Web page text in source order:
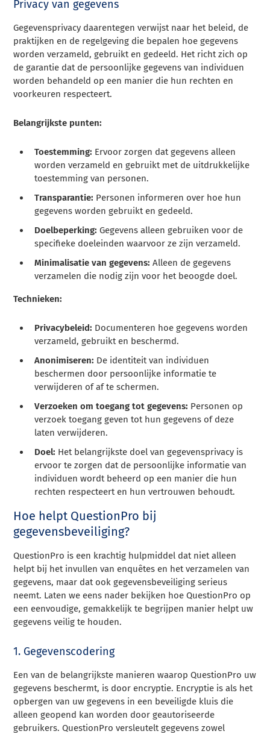
Privacy van gegevens
Gegevensprivacy daarentegen verwijst naar het beleid, de
praktijken en de regelgeving die bepalen hoe gegevens
worden verzameld, gebruikt en gedeeld. Het richt zich op
de garantie dat de persoonlijke gegevens van individuen
worden behandeld op een manier die hun rechten en
voorkeuren respecteert.
Belangrijkste punten:
Toestemming: Ervoor zorgen dat gegevens alleen
worden verzameld en gebruikt met de uitdrukkelijke
toestemming van personen.
Transparantie: Personen informeren over hoe hun
gegevens worden gebruikt en gedeeld.
Doelbeperking: Gegevens alleen gebruiken voor de
specifieke doeleinden waarvoor ze zijn verzameld.
Minimalisatie van gegevens:Alleen de gegevens
verzamelen die nodig zijn voor het beoogde doel.
Technieken:
Privacybeleid: Documenteren hoe gegevens worden
verzameld, gebruikt en beschermd.
Anonimiseren: De identiteit van individuen
beschermen door persoonlijke informatie te
verwijderen of af te schermen.
Verzoeken om toegang tot gegevens: Personen op
verzoek toegang geven tot hun gegevens of deze
laten verwijderen.
Doel: Het belangrijkste doel van gegevensprivacy is
ervoor te zorgen dat de persoonlijke informatie van
individuen wordt beheerd op een manier die hun
rechten respecteert en hun vertrouwen behoudt.
Hoe helpt QuestionPro bij
gegevensbeveiliging?
QuestionPro is een krachtig hulpmiddel dat niet alleen
helpt bij het invullen van enquêtes en het verzamelen van
gegevens, maar dat ook gegevensbeveiliging serieus
neemt. Laten we eens nader bekijken hoe QuestionPro op
een eenvoudige, gemakkelijk te begrijpen manier helpt uw
gegevens veilig te houden.
1. Gegevenscodering
Een van de belangrijkste manieren waarop QuestionPro uw
gegevens beschermt, is door encryptie. Encryptie is als het
opbergen van uw gegevens in een beveiligde kluis die
alleen geopend kan worden door geautoriseerde
gebruikers. QuestionPro versleutelt gegevens zowel